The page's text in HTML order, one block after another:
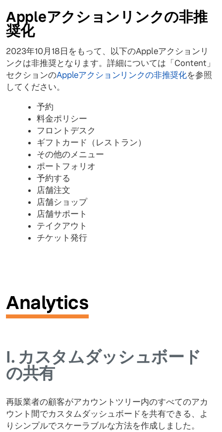
Appleアクションリンクの非推
奨化
2023年10月18日をもって、以下のAppleアクションリ
ンクは非推奨となります。詳細については「Content」
セクションのAppleアクションリンクの非推奨化を参照
してください。
予約
料金ポリシー
フロントデスク
ギフトカード（レストラン）
その他のメニュー
ポートフォリオ
予約する
店舗注文
店舗ショップ
店舗サポート
テイクアウト
チケット発行
Analytics
I. カスタムダッシュボード
の共有
再販業者の顧客がアカウントツリー内のすべてのアカ
ウント間でカスタムダッシュボードを共有できる、よ
りシンプルでスケーラブルな方法を作成しました。